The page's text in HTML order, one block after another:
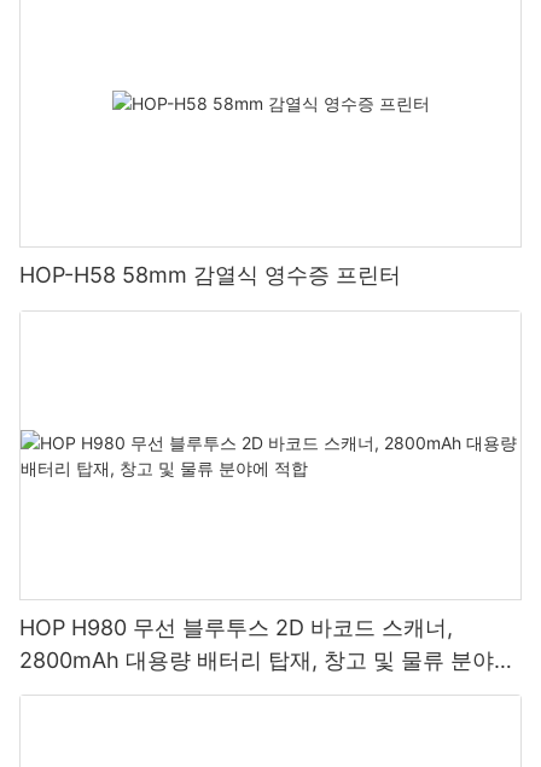
HOP-H58 58mm 감열식 영수증 프린터
HOP H980 무선 블루투스 2D 바코드 스캐너,
2800mAh 대용량 배터리 탑재, 창고 및 물류 분야에
적합